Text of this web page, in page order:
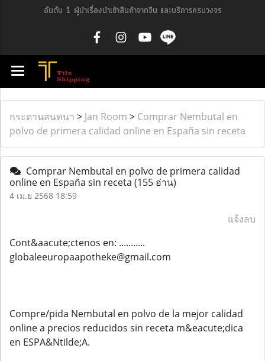
อันดับ 1 ผู้นำเรื่องนำเข้าสินค้าจากจีน และบริการครบวงจร
กระดานสนทนา > Jan Room > Comprar Nembutal en
polvo de primera calidad online en España sin receta
Comprar Nembutal en polvo de primera calidad
online en España sin receta (155 อ่าน)
4 เม.ย 2568 18:59
แจ้งลบ
Cont&aacute;ctenos en: ...........
globaleeuropaapotheke@gmail.com
Compre/pida Nembutal en polvo de la mejor calidad
online a precios reducidos sin receta m&eacute;dica
en ESPA&Ntilde;A.